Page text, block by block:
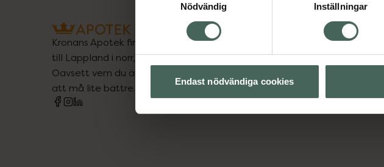
Nödvändig
Inställningar
Endast nödvändiga cookies
Kronans Apotek finns här för dig. Du hittar oss från Skåne i syd
till Lappland i norr, och online i mobilen och på datorn.
Oavsett vem du är så är det vårt uppdrag att hjälpa just dig
att må lite bättre. Välkommen att prata med oss.